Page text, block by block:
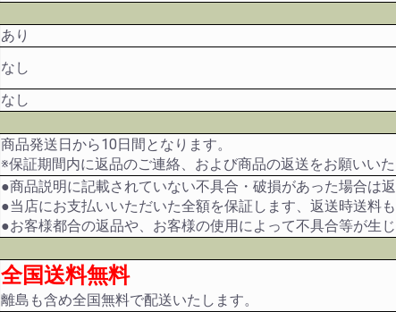
あり
なし
なし
商品発送日から10日間となります。
※保証期間内に返品のご連絡、および商品の返送をお願いい
●商品説明に記載されていない不具合・破損があった場合は
●当店にお支払いいただいた全額を保証します、返送時送料
●お客様都合の返品や、お客様の使用によって不具合等が生
全国送料無料
離島も含め全国無料で配送いたします。